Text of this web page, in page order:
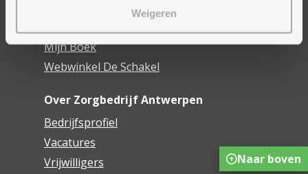
Weigeren
Mijn Boek
Webwinkel De Schakel
Over Zorgbedrijf Antwerpen
Bedrijfsprofiel
Vacatures
Vrijwilligers
Naar boven